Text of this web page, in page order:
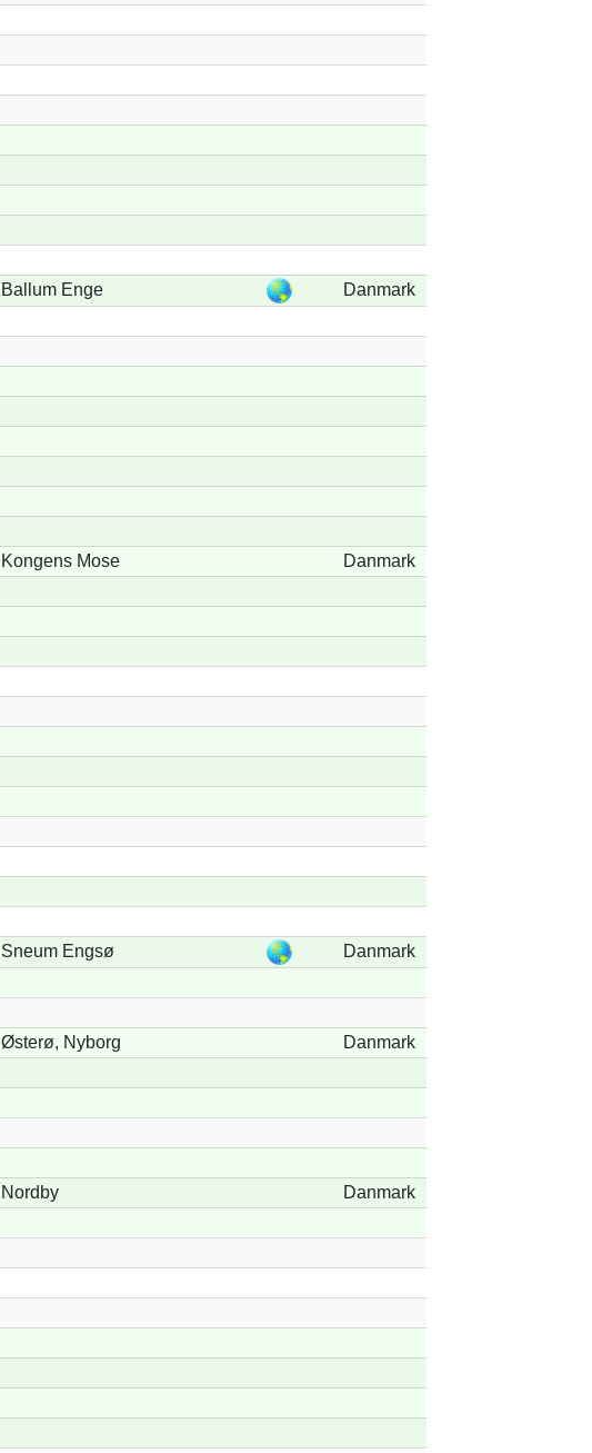
Ballum Enge
Danmark
Kongens Mose
Danmark
Sneum Engsø
Danmark
Østerø, Nyborg
Danmark
Nordby
Danmark